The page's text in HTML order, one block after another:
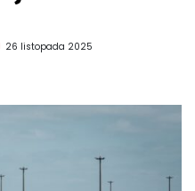
26 listopada 2025